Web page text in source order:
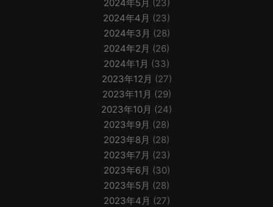
2024年5月 (23)
2024年4月 (23)
2024年3月 (28)
2024年2月 (26)
2024年1月 (33)
2023年12月 (27)
2023年11月 (29)
2023年10月 (24)
2023年9月 (28)
2023年8月 (28)
2023年7月 (23)
2023年6月 (30)
2023年5月 (28)
2023年4月 (27)